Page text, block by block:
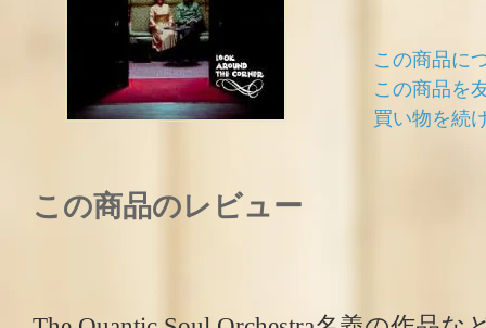
この商品に
この商品を
買い物を続
この商品のレビュー